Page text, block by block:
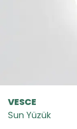
VESCE
Sun Yüzük